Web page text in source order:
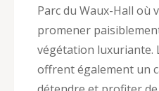
Parc du Waux-Hall où
promener
végétation luxuriante.
offrent également un